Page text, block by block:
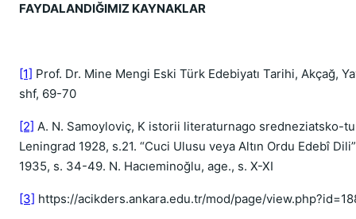
FAYDALANDIĞIMIZ KAYNAKLAR
[1] Prof. Dr. Mine Mengi Eski Türk Edebiyatı Tarihi, Akçağ,
shf, 69-70
[2] A. N. Samoyloviç, K istorii literaturnago sredneziatsko-
Leningrad 1928, s.21. “Cuci Ulusu veya Altın Ordu Edebî
1935, s. 34-49. N. Hacıeminoğlu, age., s. X-XI
[3] https://acikders.ankara.edu.tr/mod/page/